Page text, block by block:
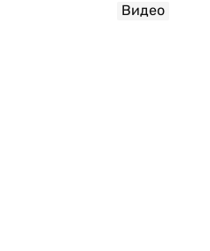
Видео